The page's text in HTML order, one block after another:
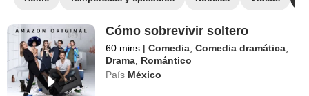
Cómo sobrevivir soltero
60 mins | Comedia ,Comedia dramática
Drama Romántico
País México